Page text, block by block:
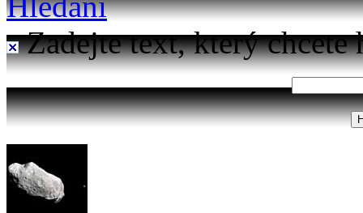
Zadejte text, který chcete